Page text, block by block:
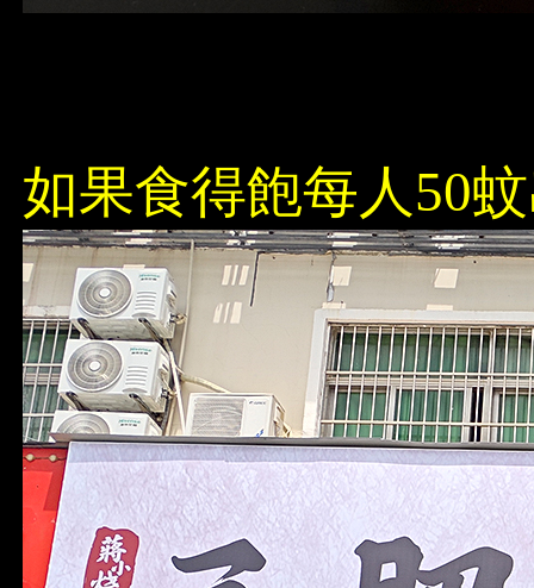
如果食得飽每人50